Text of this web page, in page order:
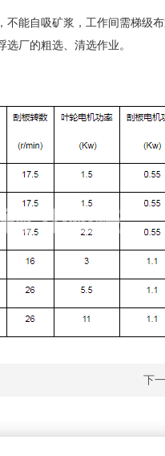
不能自吸矿浆，工作间需梯级
厂的粗选、清选作业。
下